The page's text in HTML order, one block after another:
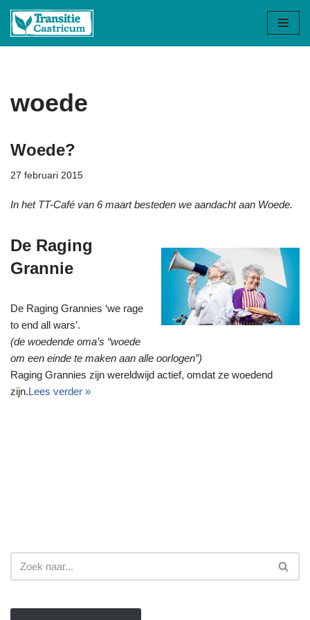
Ga
woede
Woede?
27 februari 2015
In het TT-Café van 6 maart besteden we aandacht aan Woede.
De Raging
Grannie
De Raging Grannies ‘we rage
to end all wars’.
(de woedende oma’s “woede
om een einde te maken aan alle oorlogen”)
Raging Grannies zijn wereldwijd actief, omdat ze woedend
zijn.Lees verder »